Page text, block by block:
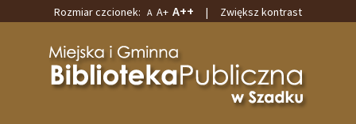
wyszukiwarki
Rozmiar czcionek: A A+ A++ | Zwiększ kontrast